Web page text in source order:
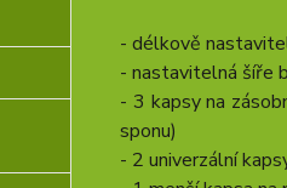
- délkově
- nastavitelná šíře
- 3 kapsy na
sponu)
- 2 univerzální